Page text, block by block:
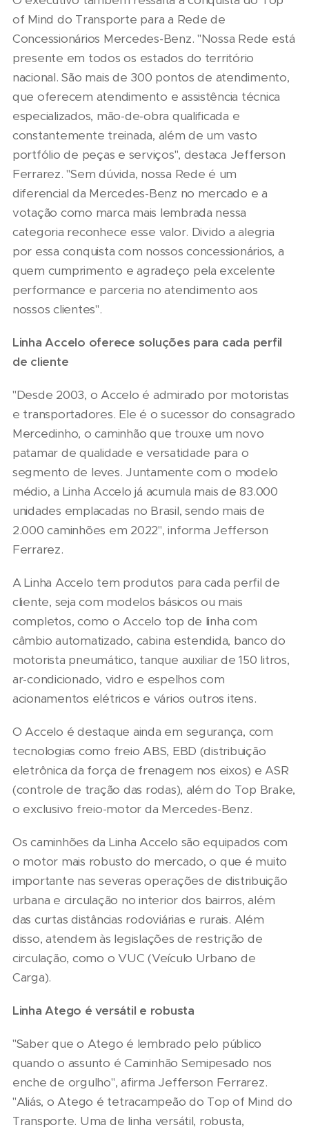
of Mind do Transporte para a Rede de
Concessionários Mercedes-Benz. "Nossa Rede está
presente em todos os estados do território
nacional. São mais de 300 pontos de atendimento,
que oferecem atendimento e assistência técnica
especializados, mão-de-obra qualificada e
constantemente treinada, além de um vasto
portfólio de peças e serviços", destaca Jefferson
Ferrarez. "Sem dúvida, nossa Rede é um
diferencial da Mercedes-Benz no mercado e a
votação como marca mais lembrada nessa
categoria reconhece esse valor. Divido a alegria
por essa conquista com nossos concessionários, a
quem cumprimento e agradeço pela excelente
performance e parceria no atendimento aos
nossos clientes".
Linha Accelo oferece soluções para cada perfil
de cliente
"Desde 2003, o Accelo é admirado por motoristas
e transportadores. Ele é o sucessor do consagrado
Mercedinho, o caminhão que trouxe um novo
patamar de qualidade e versatidade para o
segmento de leves. Juntamente com o modelo
médio, a Linha Accelo já acumula mais de 83.000
unidades emplacadas no Brasil, sendo mais de
2.000 caminhões em 2022", informa Jefferson
Ferrarez.
A Linha Accelo tem produtos para cada perfil de
cliente, seja com modelos básicos ou mais
completos, como o Accelo top de linha com
câmbio automatizado, cabina estendida, banco do
motorista pneumático, tanque auxiliar de 150 litros,
ar-condicionado, vidro e espelhos com
acionamentos elétricos e vários outros itens.
O Accelo é destaque ainda em segurança, com
tecnologias como freio ABS, EBD (distribuição
eletrônica da força de frenagem nos eixos) e ASR
(controle de tração das rodas), além do Top Brake,
o exclusivo freio-motor da Mercedes-Benz.
Os caminhões da Linha Accelo são equipados com
o motor mais robusto do mercado, o que é muito
importante nas severas operações de distribuição
urbana e circulação no interior dos bairros, além
das curtas distâncias rodoviárias e rurais. Além
disso, atendem às legislações de restrição de
circulação, como o VUC (Veículo Urbano de
Carga).
Linha Atego é versátil e robusta
"Saber que o Atego é lembrado pelo público
quando o assunto é Caminhão Semipesado nos
enche de orgulho", afirma Jefferson Ferrarez.
"Aliás, o Atego é tetracampeão do Top of Mind do
Transporte. Uma de linha versátil, robusta,